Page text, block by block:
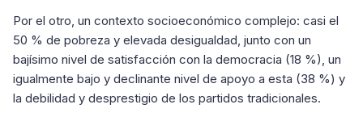
Por el otro, un contexto socioeconómico complejo: casi el
50 % de pobreza y elevada desigualdad, junto con un
bajísimo nivel de satisfacción con la democracia (18 %), un
igualmente bajo y declinante nivel de apoyo a esta (38 %) y
la debilidad y desprestigio de los partidos tradicionales.